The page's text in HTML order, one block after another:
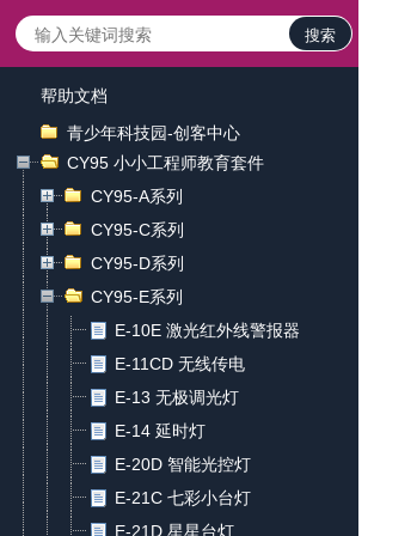
搜索
帮助文档
青少年科技园-创客中心
CY95 小小工程师教育套件
CY95-A系列
CY95-C系列
CY95-D系列
CY95-E系列
E-10E 激光红外线警报器
E-11CD 无线传电
E-13 无极调光灯
E-14 延时灯
E-20D 智能光控灯
E-21C 七彩小台灯
E-21D 星星台灯